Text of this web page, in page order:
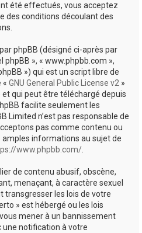
été effectués, vous acceptez
des conditions découlant des
phpBB (désigné ci-après par
phpBB », « www.phpbb.com »,
») qui est un script libre de
« GNU General Public License v2 »
et qui peut être téléchargé depuis
facilite seulement les
Limited n’est pas responsable de
pas comme contenu ou
informations au sujet de
www.phpbb.com/.
de contenu abusif, obscène,
menaçant, à caractère sexuel
transgresser les lois de votre
» est hébergé ou les lois
mener à un bannissement
notification à votre